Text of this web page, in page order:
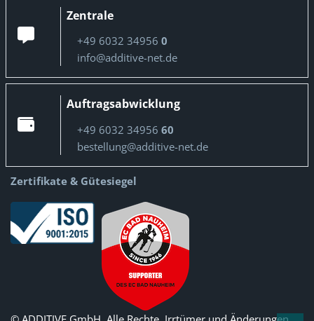
Zentrale
+49 6032 34956 0
info@additive-net.de
Auftragsabwicklung
+49 6032 34956 60
bestellung@additive-net.de
Zertifikate & Gütesiegel